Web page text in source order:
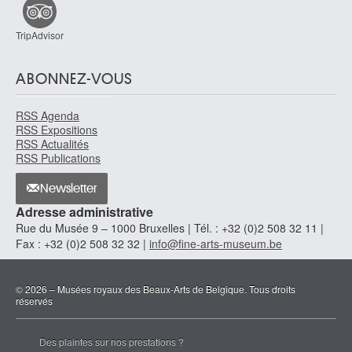
TripAdvisor
ABONNEZ-VOUS
RSS Agenda
RSS Expositions
RSS Actualités
RSS Publications
Newsletter
Adresse administrative
Rue du Musée 9 – 1000 Bruxelles | Tél. : +32 (0)2 508 32 11 |
Fax : +32 (0)2 508 32 32 | info@fine-arts-museum.be
© 2026 – Musées royaux des Beaux-Arts de Belgique. Tous droits
réservés
Des plaintes sur nos prestations ?